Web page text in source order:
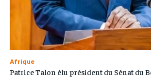
Afrique
Patrice Talon élu président du Sénat du